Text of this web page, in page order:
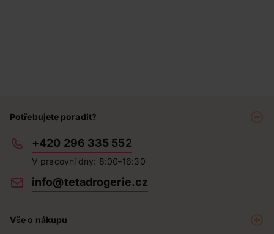
Potřebujete poradit?
+420 296 335 552
V pracovní dny: 8:00–16:30
info@tetadrogerie.cz
Vše o nákupu